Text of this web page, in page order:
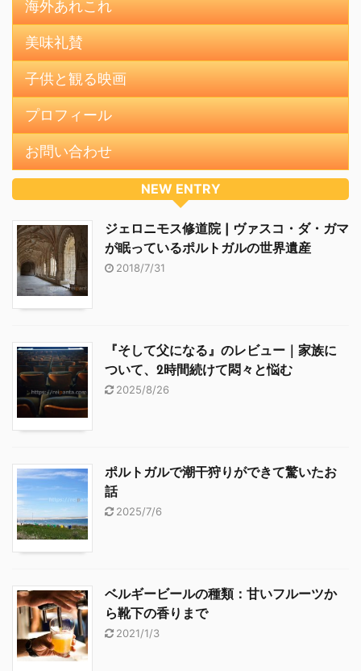
海外あれこれ
美味礼賛
子供と観る映画
プロフィール
お問い合わせ
NEW ENTRY
ジェロニモス修道院 | ヴァスコ・ダ・ガマ
が眠っているポルトガルの世界遺産
2018/7/31
『そして父になる』のレビュー｜家族に
ついて、2時間続けて悶々と悩む
2025/8/26
ポルトガルで潮干狩りができて驚いたお
話
2025/7/6
ベルギービールの種類：甘いフルーツか
ら靴下の香りまで
2021/1/3